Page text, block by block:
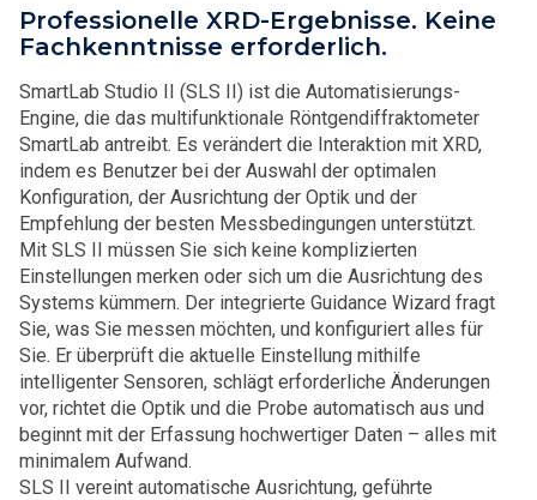
Professionelle XRD-Ergebnisse. Keine
Fachkenntnisse erforderlich.
SmartLab Studio II (SLS II) ist die Automatisierungs-
Engine, die das multifunktionale Röntgendiffraktometer
SmartLab antreibt. Es verändert die Interaktion mit XRD,
indem es Benutzer bei der Auswahl der optimalen
Konfiguration, der Ausrichtung der Optik und der
Empfehlung der besten Messbedingungen unterstützt.
Mit SLS II müssen Sie sich keine komplizierten
Einstellungen merken oder sich um die Ausrichtung des
Systems kümmern. Der integrierte Guidance Wizard fragt
Sie, was Sie messen möchten, und konfiguriert alles für
Sie. Er überprüft die aktuelle Einstellung mithilfe
intelligenter Sensoren, schlägt erforderliche Änderungen
vor, richtet die Optik und die Probe automatisch aus und
beginnt mit der Erfassung hochwertiger Daten – alles mit
minimalem Aufwand.
SLS II vereint automatische Ausrichtung, geführte